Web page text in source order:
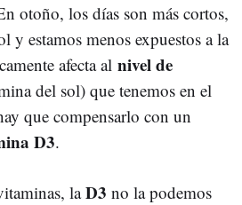
otoño, los días son más cortos,
y estamos menos expuestos a la
afecta al nivel de
del sol) que tenemos en el
que compensarlo con un
D3.
laD3 no la podemos